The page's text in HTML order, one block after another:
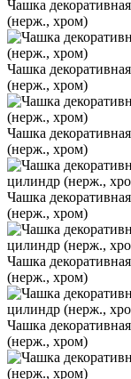
Чашка
(нерж., хром)
Чашка
(нерж., хром)
Чашка
(нерж., хром)
Чашка
(нерж., хром)
Чашка
(нерж., хром)
Чашка
(нерж., хром)